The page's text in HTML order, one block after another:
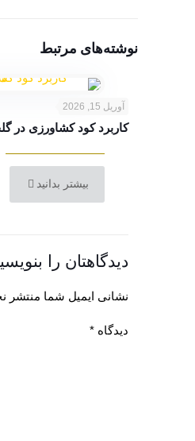
نوشته‌های مرتبط
آوریل 15, 2026
کاربرد کود کشاورزی در
بیشتر بدانید
دیدگاهتان را
نشانی ایمیل شما منتشر
دیدگاه *